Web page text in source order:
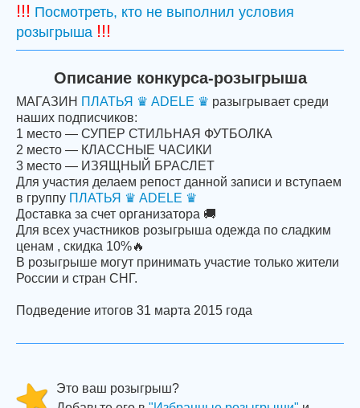
!!! Посмотреть, кто не выполнил условия
розыгрыша !!!
Описание конкурса-розыгрыша
МАГАЗИН ПЛАТЬЯ ♛ ADELE ♛ разыгрывает среди
наших подписчиков:
1 место — СУПЕР СТИЛЬНАЯ ФУТБОЛКА
2 место — КЛАССНЫЕ ЧАСИКИ
3 место — ИЗЯЩНЫЙ БРАСЛЕТ
Для участия делаем репост данной записи и вступаем
в группу ПЛАТЬЯ ♛ ADELE ♛
Доставка за счет организатора 🚚
Для всех участников розыгрыша одежда по сладким
ценам , скидка 10%🔥
В розыгрыше могут принимать участие только жители
России и стран СНГ.
Подведение итогов 31 марта 2015 года
Это ваш розыгрыш?